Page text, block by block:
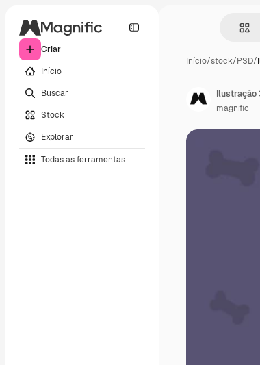
Criar
Início
Buscar
Stock
Explorar
Todas as ferramentas
Início/stock/PSD/
Ilustração
magnific